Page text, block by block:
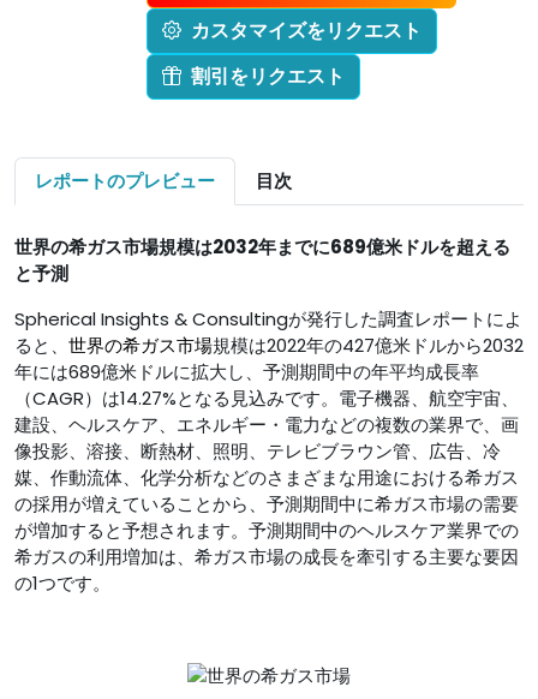
カスタマイズをリクエスト
割引をリクエスト
レポートのプレビュー 目次
世界の希ガス市場規模は2032年までに689億米ドルを超える
と予測
Spherical Insights & Consultingが発行した調査レポートによ
ると、 世界の希ガス市場規模は2022年の427億米ドルから2032
年には689億米ドルに拡大し、予測期間中の年平均成長率
（CAGR）は14.27%となる見込みです。電子機器、航空宇宙、
建設、ヘルスケア、エネルギー・電力などの複数の業界で、画
像投影、溶接、断熱材、照明、テレビブラウン管、広告、冷
媒、作動流体、化学分析などのさまざまな用途における希ガス
の採用が増えていることから、予測期間中に希ガス市場の需要
が増加すると予想されます。予測期間中のヘルスケア業界での
希ガスの利用増加は、希ガス市場の成長を牽引する主要な要因
の1つです。